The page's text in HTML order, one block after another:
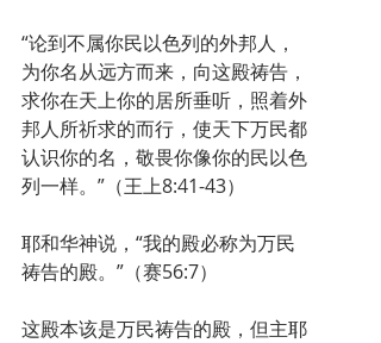
“论到不属你民以色列的外邦人，
为你名从远方而来，向这殿祷告，
求你在天上你的居所垂听，照着外
邦人所祈求的而行，使天下万民都
认识你的名，敬畏你像你的民以色
列一样。”（王上8:41-43）
耶和华神说，“我的殿必称为万民
祷告的殿。”（赛56:7）
这殿本该是万民祷告的殿，但主耶